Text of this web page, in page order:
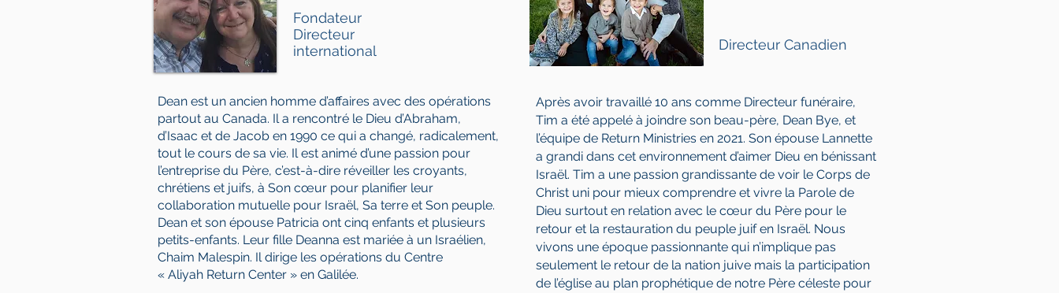
Fondateur
Directeur
international
Dean est un ancien homme d’affaires avec des opérations
partout au Canada. Il a rencontré le Dieu d’Abraham,
d’Isaac et de Jacob en 1990 ce qui a changé, radicalement,
tout le cours de sa vie. Il est animé d’une passion pour
l’entreprise du Père, c’est-à-dire réveiller les croyants,
chrétiens et juifs, à Son cœur pour planifier leur
collaboration mutuelle pour Israël, Sa terre et Son peuple.
Dean et son épouse Patricia ont cinq enfants et plusieurs
petits-enfants. Leur fille Deanna est mariée à un Israélien,
Chaim Malespin. Il dirige les opérations du Centre
« Aliyah Return Center » en Galilée.
Directeur Canadien
Après avoir travaillé 10 ans comme Directeur funéraire,
Tim a été appelé à joindre son beau-père, Dean Bye, et
l’équipe de Return Ministries en 2021. Son épouse Lannette
a grandi dans cet environnement d’aimer Dieu en bénissant
Israël. Tim a une passion grandissante de voir le Corps de
Christ uni pour mieux comprendre et vivre la Parole de
Dieu surtout en relation avec le cœur du Père pour le
retour et la restauration du peuple juif en Israël. Nous
vivons une époque passionnante qui n’implique pas
seulement le retour de la nation juive mais la participation
de l’église au plan prophétique de notre Père céleste pour